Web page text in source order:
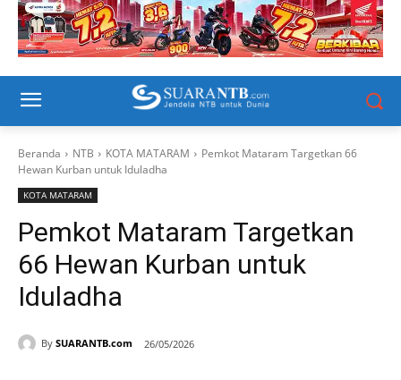
Beranda NTB KOTA MATARAM
Pemkot Mataram Targetkan 66
Hewan Kurban untuk Iduladha
KOTA MATARAM
Pemkot Mataram Targetkan
66 Hewan Kurban untuk
Iduladha
By SUARANTB.com 26/05/2026